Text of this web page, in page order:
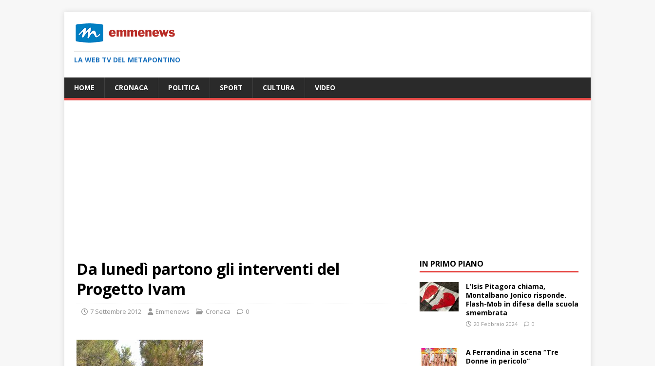
LA WEB TV DEL METAPONTINO
HOME CRONACA POLITICA SPORT CULTURA VIDEO
Da lunedì partono gli interventi del
Progetto Ivam
7 Settembre 2012 Emmenews Cronaca 0
IN PRIMO PIANO
L’Isis Pitagora chiama,
Montalbano Jonico risponde.
Flash-Mob in difesa della scuola
smembrata
20 Febbraio 2024 0
A Ferrandina in scena “Tre
Donne in pericolo”